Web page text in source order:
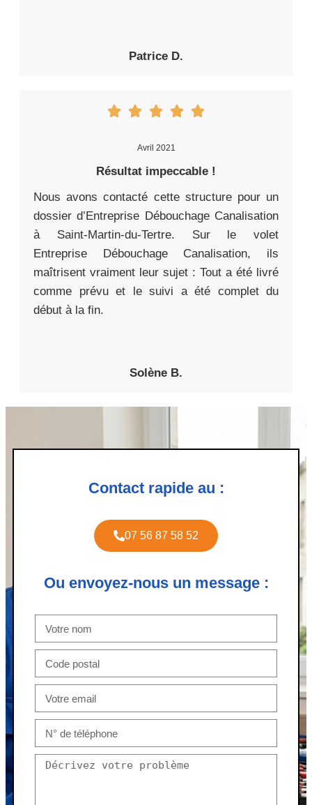
Patrice D.
Avril 2021
Résultat impeccable !
Nous avons contacté cette structure pour un
dossier d’Entreprise Débouchage Canalisation
à Saint-Martin-du-Tertre. Sur le volet
Entreprise Débouchage Canalisation, ils
maîtrisent vraiment leur sujet : Tout a été livré
comme prévu et le suivi a été complet du
début à la fin.
Solène B.
Contact rapide au :
07 56 87 58 52
Ou envoyez-nous un message :